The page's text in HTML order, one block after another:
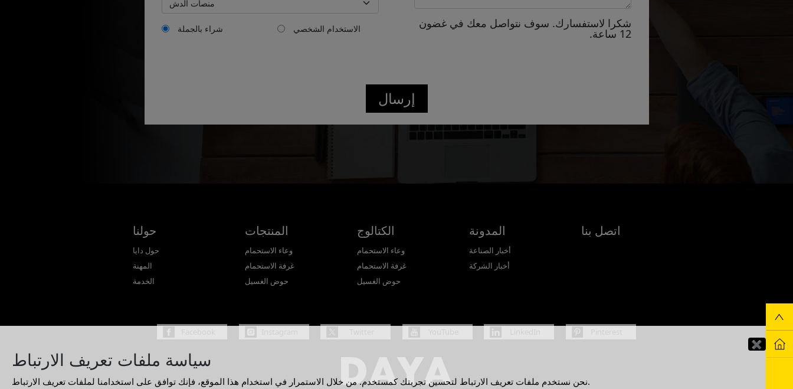
Confirmed
شراء بالجملة الاستخدام الشخصي شكرا لاستفسارك. سوف نتواصل معك في غضون
12 ساعة.
إرسال
حولنا
حول دايا
المهنة
الخدمة
المنتجات
وعاء الاستحمام
غرفة الاستحمام
حوض الغسيل
الكتالوج
وعاء الاستحمام
غرفة الاستحمام
حوض الغسيل
المدونة
أخبار الصناعة
أخبار الشركة
اتصل بنا
✖
سياسة ملفات تعريف الارتباط
نحن نستخدم ملفات تعريف الارتباط لتحسين تجربتك كمستخدم. من خلال الاستمرار في استخدام هذا الموقع، فإنك توافق على استخدامنا لملفات تعريف الارتباط.